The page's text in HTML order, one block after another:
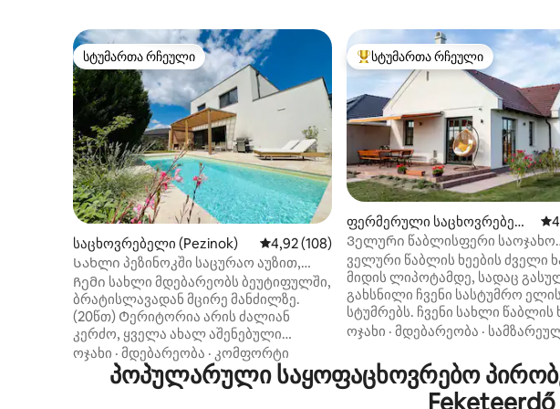
სტუმართა რჩეული
სტუმართა რჩეული
საცხოვრებელი (Pezinok) საშუალო შეფასებაა 5‑დან 4,92, 108
4,92 (108)
Სახლი პეზინოკში საცურაო აუზით,
ბრატისლავა
Ჩემი სახლი მდებარეობს ბეუტიფულში,
ბრატისლავადან მცირე მანძილზე.
(20წთ) Ტერიტორია არის ძალიან
კერძო, ყველა ახალ აშენებული
სახლით, ძალიან ახლოს არის
ვენახებთან და ტყესთან ახლოს. Ის
განკუთვნილია 6 ადამიანისთვის.
ოჯახი · მდებარეობა · კომფორტი
სტუმართა რჩეული მოწინავე
სტუმართა რჩეული
ფერმერული საცხოვრებელ
ი (Lipót)
Ველური წაბლისფერი საოჯახო
სასტუმრო
ველური წაბლის ხეების ძველი
მიდის ლიპოტამდე, სადაც
გახსნილი ჩვენი სასტუმრო ელის
სტუმრებს. ჩვენი სახლი წაბლის ხეების
ხაზის მახლობლად
ნაბიჯის მანძილზე, მდებარეობს
მდინარე მოროტვის ტბასთან,
რომელიც თავისი მდიდარი
ოჯახი · მდებარეობა ·
პოპულარული საყოფაცხოვრებო